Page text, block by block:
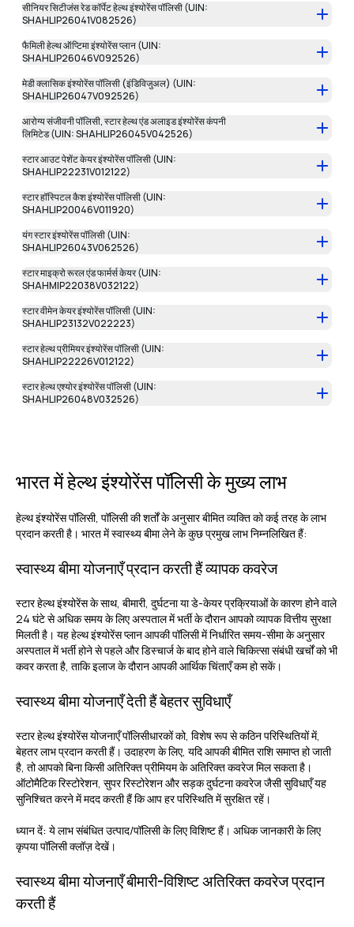
सीनियर सिटीजंस रेड कॉर्पेट हेल्थ इंश्योरेंस पॉलिसी (UIN:
SHAHLIP26041V082526)
फैमिली हेल्थ ऑप्टिमा इंश्योरेंस प्लान (UIN:
SHAHLIP26046V092526)
मेडी क्लासिक इंश्योरेंस पॉलिसी (इंडिविजुअल) (UIN:
SHAHLIP26047V092526)
आरोग्य संजीवनी पॉलिसी, स्टार हेल्थ एंड अलाइड इंश्योरेंस कंपनी
लिमिटेड (UIN: SHAHLIP26045V042526)
स्टार आउट पेशेंट केयर इंश्योरेंस पॉलिसी (UIN:
SHAHLIP22231V012122)
स्टार हॉस्पिटल कैश इंश्योरेंस पॉलिसी (UIN:
SHAHLIP20046V011920)
यंग स्टार इंश्योरेंस पॉलिसी (UIN:
SHAHLIP26043V062526)
स्टार माइक्रो रूरल एंड फार्मर्स केयर (UIN:
SHAHMIP22038V032122)
स्टार वीमेन केयर इंश्योरेंस पॉलिसी (UIN:
SHAHLIP23132V022223)
स्टार हेल्थ प्रीमियर इंश्योरेंस पॉलिसी (UIN:
SHAHLIP22226V012122)
स्टार हेल्थ एश्योर इंश्योरेंस पॉलिसी (UIN:
SHAHLIP26048V032526)
भारत में हेल्थ इंश्योरेंस पॉलिसी के मुख्य लाभ
हेल्थ इंश्योरेंस पॉलिसी, पॉलिसी की शर्तों के अनुसार बीमित व्यक्ति को कई तरह के लाभ
प्रदान करती है। भारत में स्वास्थ्य बीमा लेने के कुछ प्रमुख लाभ निम्नलिखित हैं:
स्वास्थ्य बीमा योजनाएँ प्रदान करती हैं व्यापक कवरेज
स्टार हेल्थ इंश्योरेंस के साथ, बीमारी, दुर्घटना या डे-केयर प्रक्रियाओं के कारण होने वाले
24 घंटे से अधिक समय के लिए अस्पताल में भर्ती के दौरान आपको व्यापक वित्तीय सुरक्षा
मिलती है। यह हेल्थ इंश्योरेंस प्लान आपकी पॉलिसी में निर्धारित समय-सीमा के अनुसार
अस्पताल में भर्ती होने से पहले और डिस्चार्ज के बाद होने वाले चिकित्सा संबंधी खर्चों को भी
कवर करता है, ताकि इलाज के दौरान आपकी आर्थिक चिंताएँ कम हो सकें।
स्वास्थ्य बीमा योजनाएँ देती हैं बेहतर सुविधाएँ
स्टार हेल्थ इंश्योरेंस योजनाएँ पॉलिसीधारकों को, विशेष रूप से कठिन परिस्थितियों में,
बेहतर लाभ प्रदान करती हैं। उदाहरण के लिए, यदि आपकी बीमित राशि समाप्त हो जाती
है, तो आपको बिना किसी अतिरिक्त प्रीमियम के अतिरिक्त कवरेज मिल सकता है।
ऑटोमैटिक रिस्टोरेशन, सुपर रिस्टोरेशन और सड़क दुर्घटना कवरेज जैसी सुविधाएँ यह
सुनिश्चित करने में मदद करती हैं कि आप हर परिस्थिति में सुरक्षित रहें।
ध्यान दें: ये लाभ संबंधित उत्पाद/पॉलिसी के लिए विशिष्ट हैं। अधिक जानकारी के लिए
कृपया पॉलिसी क्लॉज़ देखें।
स्वास्थ्य बीमा योजनाएँ बीमारी-विशिष्ट अतिरिक्त कवरेज प्रदान
करती हैं